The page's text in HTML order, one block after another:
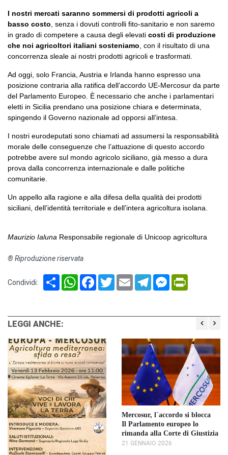
I nostri mercati saranno sommersi di prodotti agricoli a
basso costo , senza i dovuti controlli fito-sanitario e non saremo
in grado di competere a causa degli elevati costi di produzione
che noi agricoltori italiani sosteniamo , con il risultato di una
concorrenza sleale ai nostri prodotti agricoli e trasformati.
Ad oggi, solo Francia, Austria e Irlanda hanno espresso una
posizione contraria alla ratifica dell’accordo UE-Mercosur da parte
del Parlamento Europeo. È necessario che anche i parlamentari
eletti in Sicilia prendano una posizione chiara e determinata,
spingendo il Governo nazionale ad opporsi all’intesa.
I nostri eurodeputati sono chiamati ad assumersi la responsabilità
morale delle conseguenze che l’attuazione di questo accordo
potrebbe avere sul mondo agricolo siciliano, già messo a dura
prova dalla concorrenza internazionale e dalle politiche
comunitarie.
Un appello alla ragione e alla difesa della qualità dei prodotti
siciliani, dell’identità territoriale e dell’intera agricoltura isolana.
Maurizio Ialuna Responsabile regionale di Unicoop agricoltura
® Riproduzione riservata
Condividi: Share WhatsAppFacebook
TwitterEmail TelegramMessenger
LEGGI ANCHE:
Mercosur, l´accordo si blocca
Il Parlamento europeo lo
rimanda alla Corte di Giustizia
21 GENNAIO 2026